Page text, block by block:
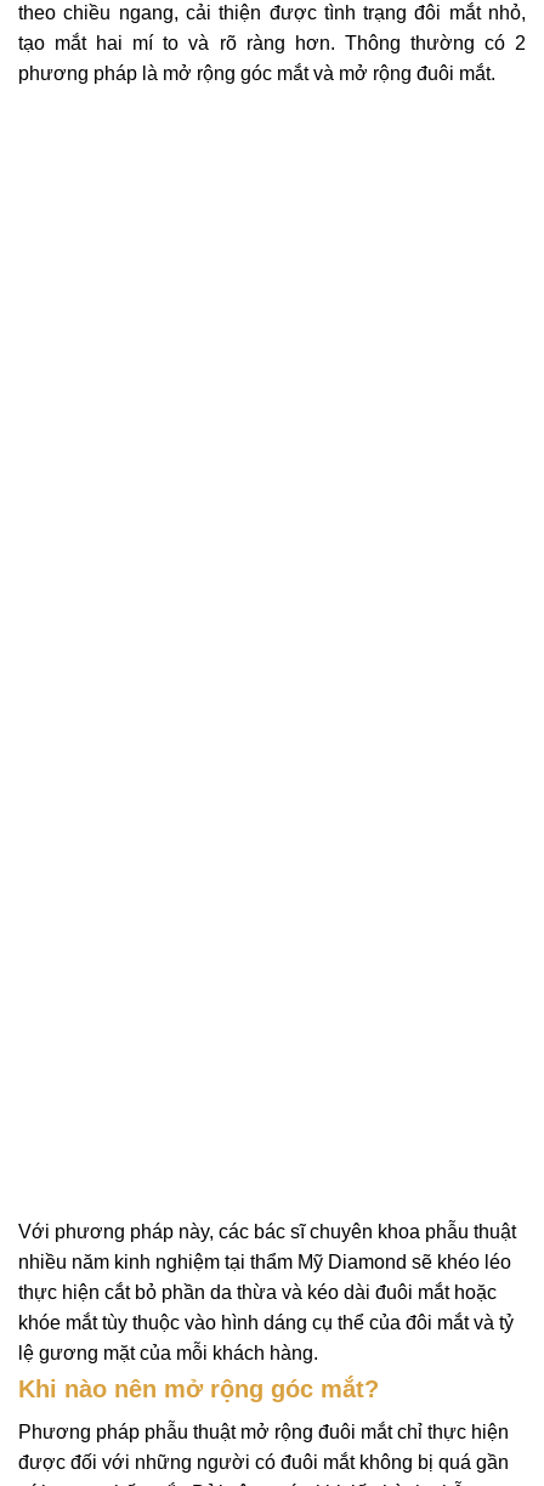
theo chiều ngang, cải thiện được tình trạng đôi mắt nhỏ,
tạo mắt hai mí to và rõ ràng hơn. Thông thường có 2
phương pháp là mở rộng góc mắt và mở rộng đuôi mắt.
Với phương pháp này, các bác sĩ chuyên khoa phẫu thuật
nhiều năm kinh nghiệm tại thẩm Mỹ Diamond sẽ khéo léo
thực hiện cắt bỏ phần da thừa và kéo dài đuôi mắt hoặc
khóe mắt tùy thuộc vào hình dáng cụ thể của đôi mắt và tỷ
lệ gương mặt của mỗi khách hàng.
Khi nào nên mở rộng góc mắt?
Phương pháp phẫu thuật mở rộng đuôi mắt chỉ thực hiện
được đối với những người có đuôi mắt không bị quá gần